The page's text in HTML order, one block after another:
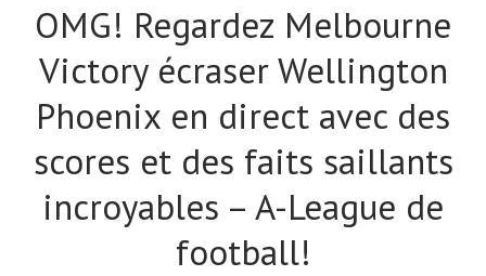
OMG! Regardez Melbourne
Victory écraser Wellington
Phoenix en direct avec des
scores et des faits saillants
incroyables – A-League de
football!
Actualités